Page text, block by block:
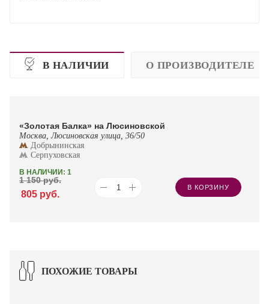
В НАЛИЧИИ О ПРОИЗВОДИТЕЛЕ
«Золотая Балка» на Люсиновской
Москва, Люсиновская улица, 36/50
Добрынинская
Серпуховская
В НАЛИЧИИ: 1
805 руб.
1 150руб.
В КОРЗИНУ
ПОХОЖИЕ ТОВАРЫ